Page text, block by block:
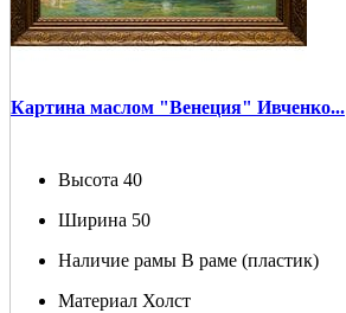
Картина маслом "Венеция" Ивченко...
Высота 40
Ширина 50
Наличие рамы В раме (пластик)
Материал Холст